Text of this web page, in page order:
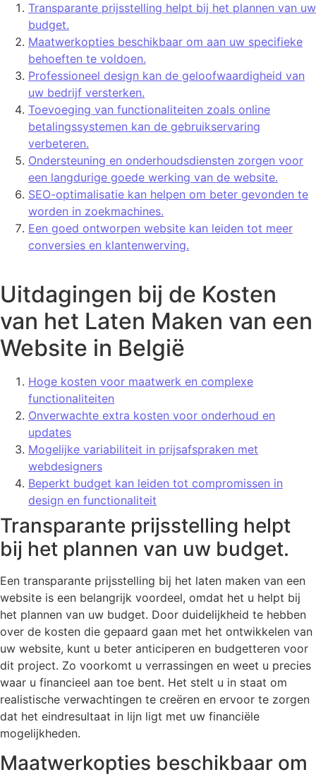
Transparante prijsstelling helpt bij het plannen van uw
budget.
Maatwerkopties beschikbaar om aan uw specifieke
behoeften te voldoen.
Professioneel design kan de geloofwaardigheid van
uw bedrijf versterken.
Toevoeging van functionaliteiten zoals online
betalingssystemen kan de gebruikservaring
verbeteren.
Ondersteuning en onderhoudsdiensten zorgen voor
een langdurige goede werking van de website.
SEO-optimalisatie kan helpen om beter gevonden te
worden in zoekmachines.
Een goed ontworpen website kan leiden tot meer
conversies en klantenwerving.
Uitdagingen bij de Kosten
van het Laten Maken van een
Website in België
Hoge kosten voor maatwerk en complexe
functionaliteiten
Onverwachte extra kosten voor onderhoud en
updates
Mogelijke variabiliteit in prijsafspraken met
webdesigners
Beperkt budget kan leiden tot compromissen in
design en functionaliteit
Transparante prijsstelling helpt
bij het plannen van uw budget.
Een transparante prijsstelling bij het laten maken van een
website is een belangrijk voordeel, omdat het u helpt bij
het plannen van uw budget. Door duidelijkheid te hebben
over de kosten die gepaard gaan met het ontwikkelen van
uw website, kunt u beter anticiperen en budgetteren voor
dit project. Zo voorkomt u verrassingen en weet u precies
waar u financieel aan toe bent. Het stelt u in staat om
realistische verwachtingen te creëren en ervoor te zorgen
dat het eindresultaat in lijn ligt met uw financiële
mogelijkheden.
Maatwerkopties beschikbaar om